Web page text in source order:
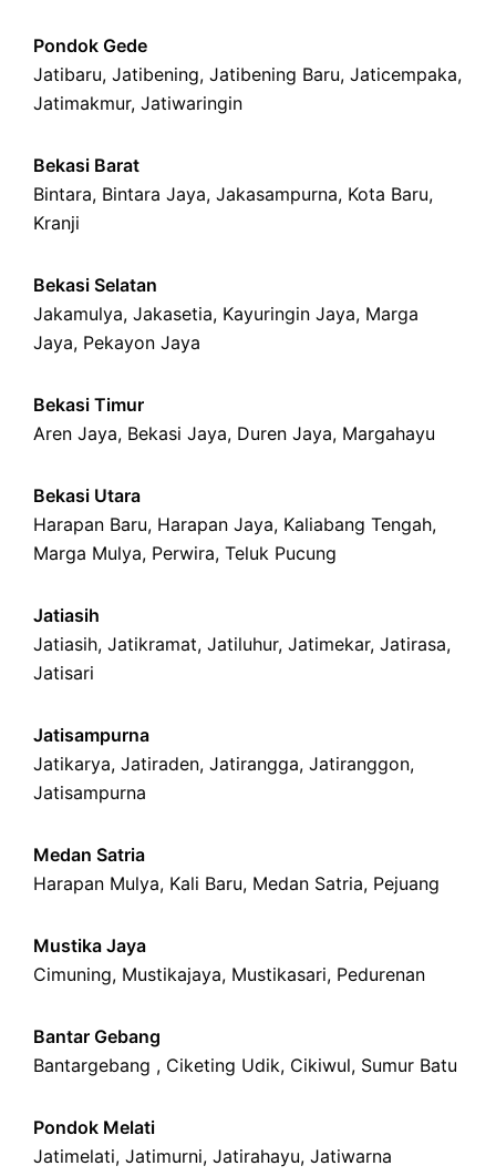
Pondok Gede
Jatibaru, Jatibening, Jatibening Baru, Jaticempaka,
Jatimakmur, Jatiwaringin
Bekasi Barat
Bintara, Bintara Jaya, Jakasampurna, Kota Baru,
Kranji
Bekasi Selatan
Jakamulya, Jakasetia, Kayuringin Jaya, Marga
Jaya, Pekayon Jaya
Bekasi Timur
Aren Jaya, Bekasi Jaya, Duren Jaya, Margahayu
Bekasi Utara
Harapan Baru, Harapan Jaya, Kaliabang Tengah,
Marga Mulya, Perwira, Teluk Pucung
Jatiasih
Jatiasih, Jatikramat, Jatiluhur, Jatimekar, Jatirasa,
Jatisari
Jatisampurna
Jatikarya, Jatiraden, Jatirangga, Jatiranggon,
Jatisampurna
Medan Satria
Harapan Mulya, Kali Baru, Medan Satria, Pejuang
Mustika Jaya
Cimuning, Mustikajaya, Mustikasari, Pedurenan
Bantar Gebang
Bantargebang , Ciketing Udik, Cikiwul, Sumur Batu
Pondok Melati
Jatimelati, Jatimurni, Jatirahayu, Jatiwarna